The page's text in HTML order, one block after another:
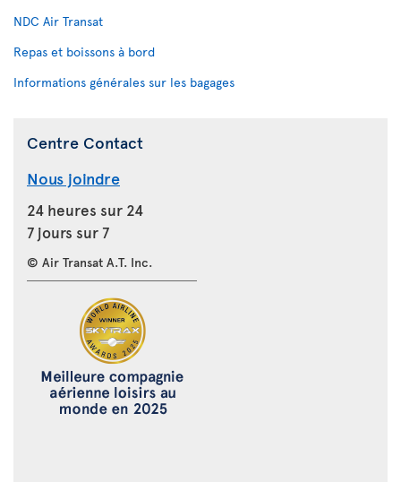
NDC Air Transat
Repas et boissons à bord
Informations générales sur les bagages
Centre Contact
Nous joindre
24 heures sur 24
7 jours sur 7
© Air Transat A.T. Inc.